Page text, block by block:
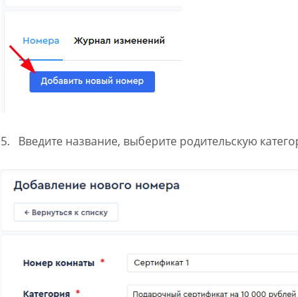
5. Введите название, выберите родительскую